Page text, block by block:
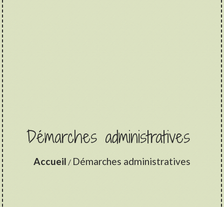
Démarches administratives
Accueil / Démarches administratives